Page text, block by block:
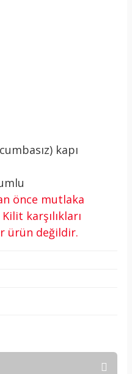
kapı
önce mutlaka
karşılıkları
ürün değildir.